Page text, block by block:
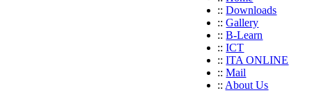
:: Downloads
:: Gallery
:: B-Learn
:: ICT
:: ITA ONLINE
:: Mail
:: About Us